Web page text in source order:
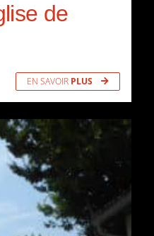
de
EN SAVOIR PLUS